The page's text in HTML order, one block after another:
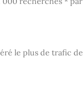
le plus de trafic de